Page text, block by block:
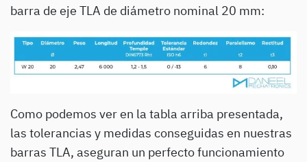
barra de eje TLA de diámetro nominal 20 mm:
Como podemos ver en la tabla arriba presentada,
las tolerancias y medidas conseguidas en nuestras
barras TLA, aseguran un perfecto funcionamiento